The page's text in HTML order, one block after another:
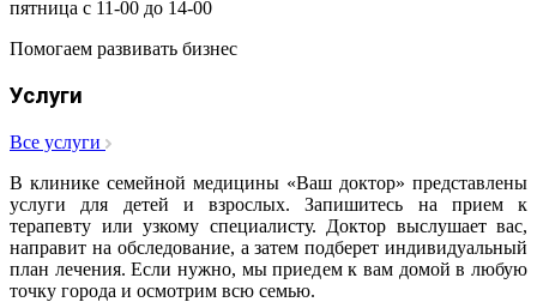
пятница с 11-00 до 14-00
Помогаем развивать бизнес
Услуги
Все услуги
В клинике семейной медицины «Ваш доктор» представлены
услуги для детей и взрослых. Запишитесь на прием к
терапевту или узкому специалисту. Доктор выслушает вас,
направит на обследование, а затем подберет индивидуальный
план лечения. Если нужно, мы приедем к вам домой в любую
точку города и осмотрим всю семью.